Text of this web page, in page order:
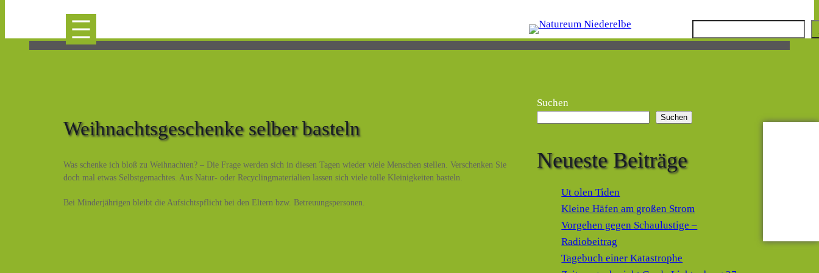
Weihnachtsgeschenke selber basteln
Was schenke ich bloß zu Weihnachten? – Die Frage werden sich in diesen Tagen wieder viele Menschen stellen. Verschenken Sie
doch mal etwas Selbstgemachtes. Aus Natur- oder Recyclingmaterialien lassen sich viele tolle Kleinigkeiten basteln.
Bei Minderjährigen bleibt die Aufsichtspflicht bei den Eltern bzw. Betreuungspersonen.
Suchen
Suchen
Neueste Beiträge
Ut olen Tiden
Kleine Häfen am großen Strom
Vorgehen gegen Schaulustige –
Radiobeitrag
Tagebuch einer Katastrophe